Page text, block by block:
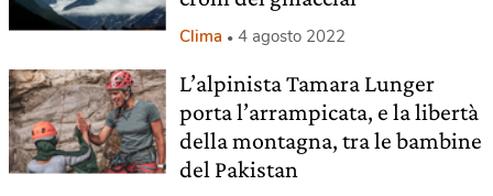
Clima 4 agosto 2022
L’alpinista Tamara Lunger
porta l’arrampicata, e la libertà
della montagna, tra le bambine
del Pakistan